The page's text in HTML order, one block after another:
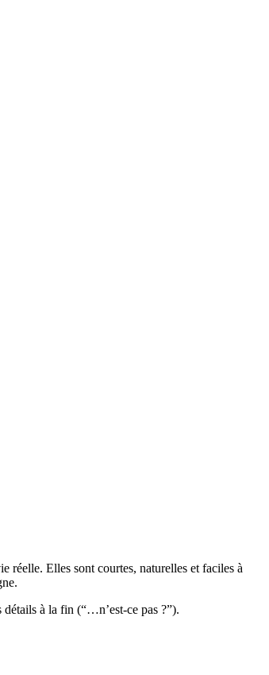
réelle. Elles sont courtes, naturelles et faciles à
à la fin (“…n’est-ce pas ?”).